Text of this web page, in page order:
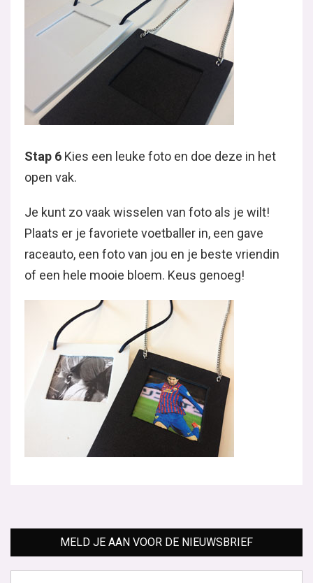
Stap 6 Kies een leuke foto en doe deze in het
open vak.
Je kunt zo vaak wisselen van foto als je wilt!
Plaats er je favoriete voetballer in, een gave
raceauto, een foto van jou en je beste vriendin
of een hele mooie bloem. Keus genoeg!
MELD JE AAN VOOR DE NIEUWSBRIEF